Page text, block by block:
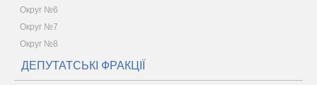
Округ №6
Округ №7
Округ №8
ДЕПУТАТСЬКІ ФРАКЦІЇ